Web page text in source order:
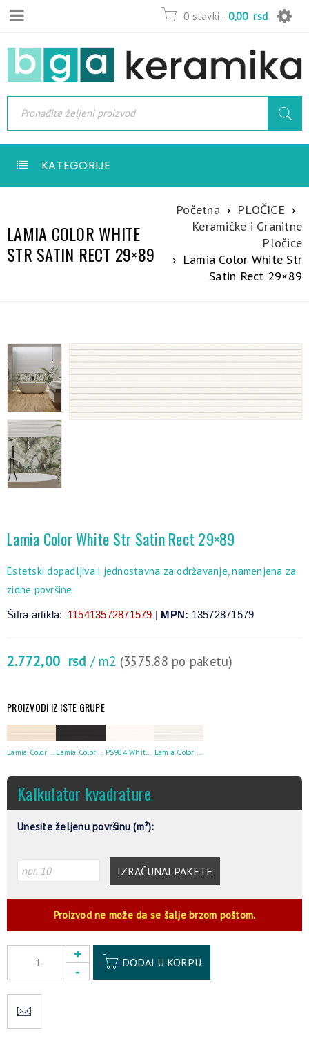
0 stavki - 0,00 rsd
KATEGORIJE
LAMIA COLOR WHITE
STR SATIN RECT 29×89
Početna › PLOČICE ›
Keramičke i Granitne
Pločice
› Lamia Color White Str
Satin Rect 29×89
Lamia Color White Str Satin Rect 29×89
Estetski dopadljiva i jednostavna za održavanje, namenjena za
zidne površine
Šifra artikla: 115413572871579 | MPN: 13572871579
2.772,00 rsd / m2 (3575.88 po paketu)
PROIZVODI IZ ISTE GRUPE
Lamia Color Cappucino Str Satin Rect 29×89 Lamia Color Graphite Str Satin 29×89 PS904 White Satin 29×89 Lamia Color White Str Satin Rect 29×89
Kalkulator kvadrature
Unesite željenu površinu (m²):
IZRAČUNAJ PAKETE
Proizvod ne može da se šalje brzom poštom.
DODAJ U KORPU